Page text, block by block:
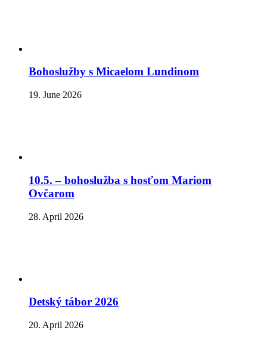
Bohoslužby s Micaelom Lundinom
19. June 2026
10.5. – bohoslužba s hosťom Mariom
Ovčarom
28. April 2026
Detský tábor 2026
20. April 2026